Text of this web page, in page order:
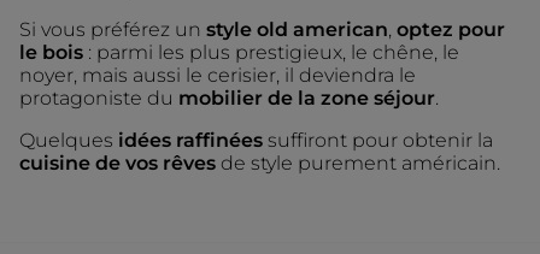
Si vous préférez un style old american optez pour
le bois : parmi les plus prestigieux, le chêne, le
noyer, mais aussi le cerisier, il deviendra le
protagoniste du mobilier de la zone séjour.
Quelques idées raffinées suffiront pour obtenir la
cuisine de vos rêves de style purement américain.